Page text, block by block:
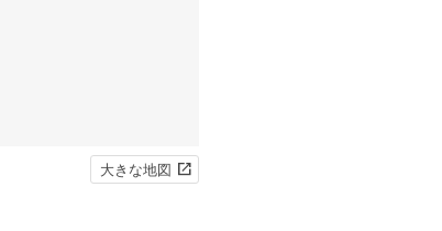
大きな地図